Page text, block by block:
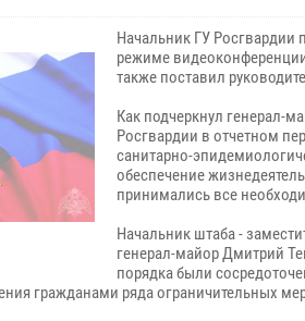
Начальник ГУ Росгвардии
режиме видеоконференции
также поставил
Как подчеркнул генерал-
Росгвардии в отчетном
санитарно-
обеспечение
принимались все
Начальник штаба -
генерал-майор Дмитрий
порядка были
гражданами ряда ограничительных